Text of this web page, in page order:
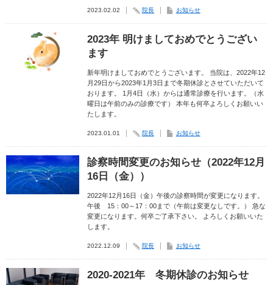
2023.02.02 院長 お知らせ
2023年 明けましておめでとうござい
ます
新年明けましておめでとうございます。 当院は、2022年12
月29日から2023年1月3日まで冬期休診とさせていただいて
おります。 1月4日（水）からは通常診療を行います。（水
曜日は午前のみの診療です） 本年も何卒よろしくお願いい
たします。
2023.01.01 院長 お知らせ
診察時間変更のお知らせ（2022年12月
16日（金））
2022年12月16日（金）午後の診察時間が変更になります。
午後 15：00～17：00まで（午前は変更なしです。） 急な
変更になります。何卒ご了承下さい。 よろしくお願いいた
します。
2022.12.09 院長 お知らせ
2020-2021年 冬期休診のお知らせ